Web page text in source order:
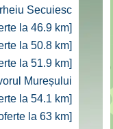
Secuiesc
la 46.9 km]
la 50.8 km]
la 51.9 km]
Mureșului
la 54.1 km]
la 63 km]